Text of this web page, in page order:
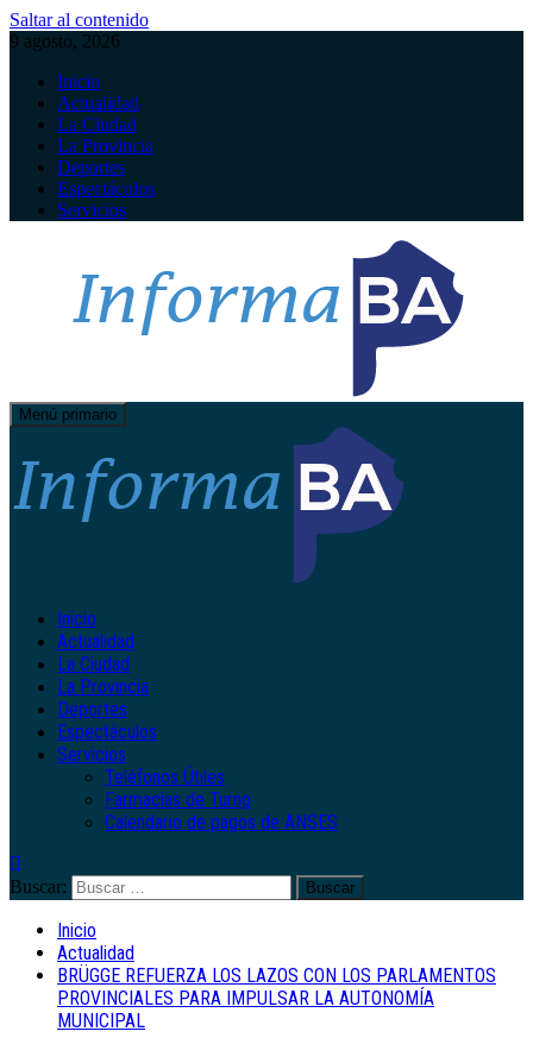
Saltar al contenido
9 agosto, 2026
Inicio
Actualidad
La Ciudad
La Provincia
Deportes
Espectáculos
Servicios
Menú primario
Inicio
Actualidad
La Ciudad
La Provincia
Deportes
Espectáculos
Servicios
Teléfonos Útiles
Farmacias de Turno
Calendario de pagos de ANSES
Buscar:
Inicio
Actualidad
BRÜGGE REFUERZA LOS LAZOS CON LOS PARLAMENTOS
PROVINCIALES PARA IMPULSAR LA AUTONOMÍA
MUNICIPAL